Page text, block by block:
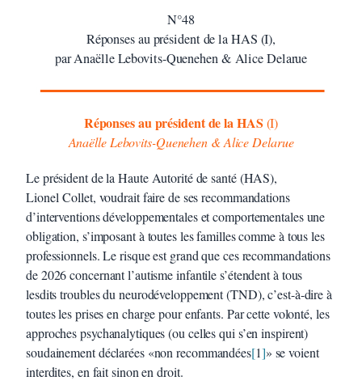
N°48
Réponses au président de la HAS (I),
par Anaëlle Lebovits-Quenehen & Alice Delarue
Réponses au président de la HAS (I)
Anaëlle Lebovits-Quenehen & Alice Delarue
Le président de la Haute Autorité de santé (HAS),
Lionel Collet, voudrait faire de ses recommandations
d’interventions développementales et comportementales une
obligation, s’imposant à toutes les familles comme à tous les
professionnels. Le risque est grand que ces recommandations
de 2026 concernant l’autisme infantile s’étendent à tous
lesdits troubles du neurodéveloppement (TND), c’est-à-dire à
toutes les prises en charge pour enfants. Par cette volonté, les
approches psychanalytiques (ou celles qui s’en inspirent)
soudainement déclarées «non recommandées[1]» se voient
interdites, en fait sinon en droit.